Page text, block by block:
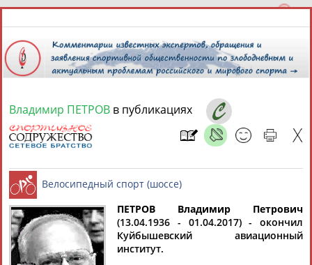
7 августа 2026 года,
СПОРТСМЕНЫ, ТРЕНЕРЫ И СПЕЦИАЛИСТЫ
Найдено: 2персоны Расширенный поиск
Владимир ПЕТРОВ в публикациях
Велосипедный спорт (шоссе)
ПЕТРОВ Владимир Петрович
(13.04.1936 - 01.04.2017) - окончил
Куйбышевский авиационный
институт.